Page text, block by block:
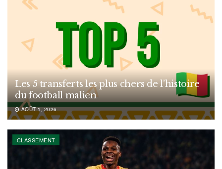
Les 5 transferts les plus chers de l’histoire
du football malien
AOÛT 1, 2026
CLASSEMENT